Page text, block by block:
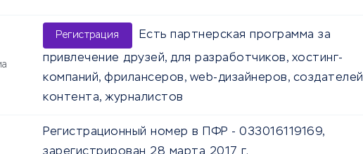
Регистрация Есть партнерская программа за
привлечение друзей, для разработчиков, хостинг-
компаний, фрилансеров, web-дизайнеров, создателей
контента, журналистов
Регистрационный номер в ПФР - 033016119169,